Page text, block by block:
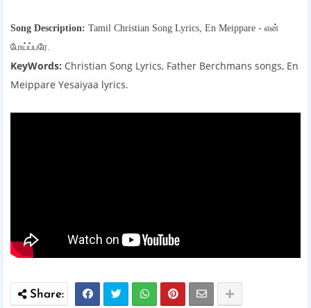
Song Description: Tamil Christian Song Lyrics, En Meippare - என்
மேய்ப்பரே.
KeyWords: Christian Song Lyrics, Father Berchmans songs, En
Meippare Yesaiyaa lyrics.